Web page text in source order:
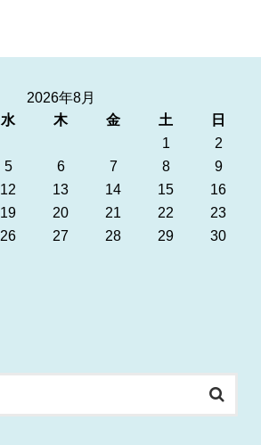
2026年8月
水 木 金 土
日
1
2
5 6 7 8
9
12 13 14 15
16
19 20 21 22
23
26 27 28 29
30